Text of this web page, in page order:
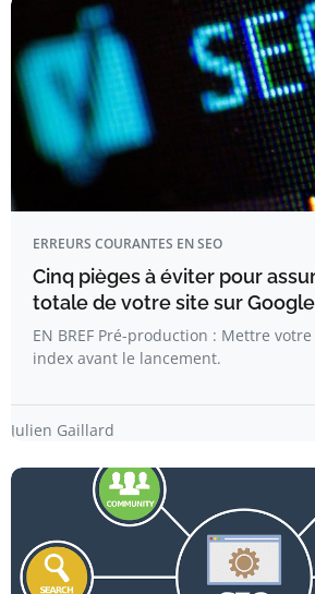
ERREURS COURANTES EN SEO
Cinq pièges à éviter pour
totale de votre site sur Google
EN BREF Pré-production : Mettre
index avant le lancement.
Julien Gaillard